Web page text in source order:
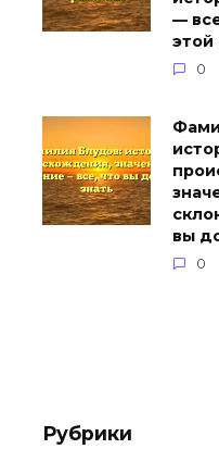
—
0
вы
0
Рубрики